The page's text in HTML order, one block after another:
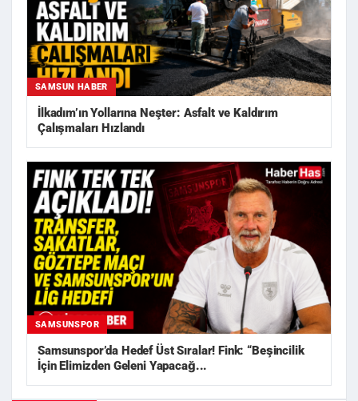
SAMSUN HABER
İlkadım’ın Yollarına Neşter: Asfalt ve Kaldırım
Çalışmaları Hızlandı
SAMSUNSPOR
Samsunspor’da Hedef Üst Sıralar! Fink: “Beşincilik
İçin Elimizden Geleni Yapacağ...